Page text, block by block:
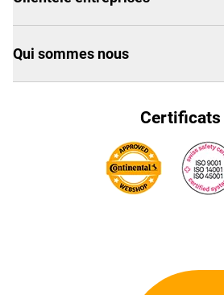
Qui sommes nous
Certificats